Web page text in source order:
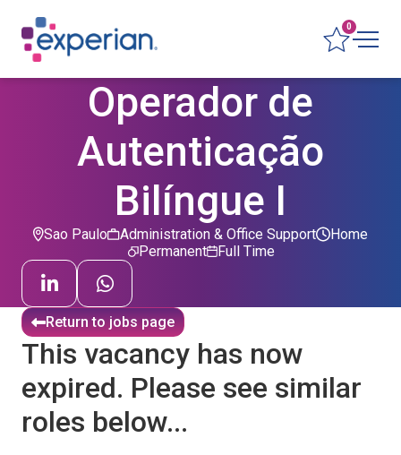
0
Operador de
Autenticação
Bilíngue I
Sao Paulo
Administration & Office Support
Permanent
Home
Full Time
Return to jobs page
This vacancy has now
expired. Please see similar
roles below...